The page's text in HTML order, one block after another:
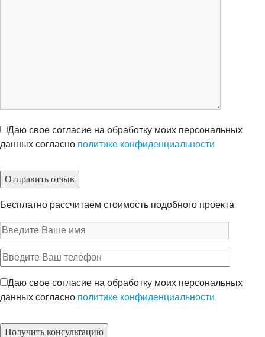
Даю свое согласие на обработку моих персональных
данных согласно политике конфиденциальности
Бесплатно рассчитаем стоимость подобного проекта
Даю свое согласие на обработку моих персональных
данных согласно политике конфиденциальности